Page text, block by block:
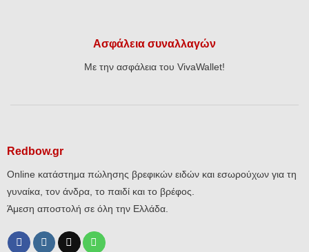
Ασφάλεια συναλλαγών
Με την ασφάλεια του VivaWallet!
Redbow.gr
Online κατάστημα πώλησης βρεφικών ειδών και εσωρούχων για τη
γυναίκα, τον άνδρα, το παιδί και το βρέφος.
Άμεση αποστολή σε όλη την Ελλάδα.